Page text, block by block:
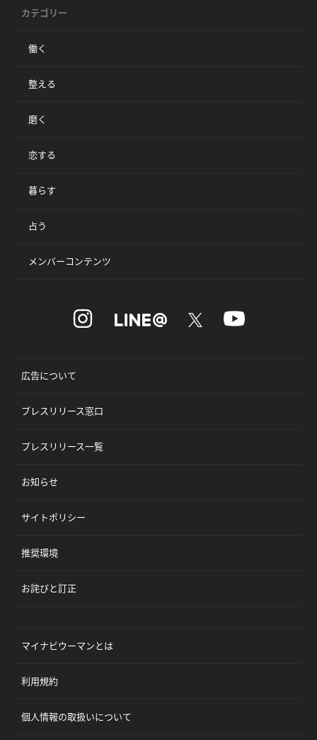
カテゴリー
働く
整える
磨く
恋する
暮らす
占う
メンバーコンテンツ
広告について
プレスリリース窓口
プレスリリース一覧
お知らせ
サイトポリシー
推奨環境
お詫びと訂正
マイナビウーマンとは
利用規約
個人情報の取扱いについて